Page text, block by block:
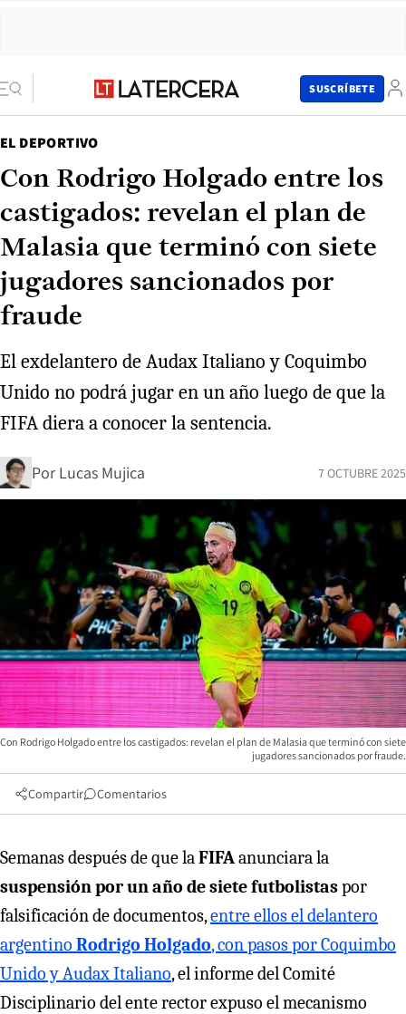
SUSCRÍBETE
EL DEPORTIVO
Con Rodrigo Holgado entre los
castigados: revelan el plan de
Malasia que terminó con siete
jugadores sancionados por
fraude
El exdelantero de Audax Italiano y Coquimbo
Unido no podrá jugar en un año luego de que la
FIFA diera a conocer la sentencia.
Por Lucas Mujica 7 OCTUBRE 2025
Con Rodrigo Holgado entre los castigados: revelan el plan de Malasia que terminó con siete
jugadores sancionados por fraude.
Compartir Comentarios
Semanas después de que laFIFAanunciara la
suspensión por un año de siete futbolistaspor
falsificación de documentos,entre ellos el delantero
argentino Rodrigo Holgado, con pasos por Coquimbo
Unido y Audax Italiano, el informe del Comité
Disciplinario del ente rector expuso el mecanismo